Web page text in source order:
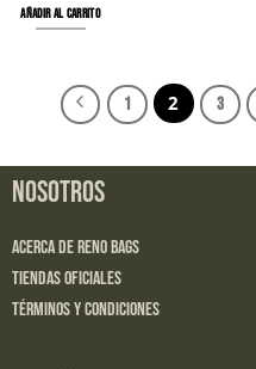
AÑADIR AL CARRITO
1 2 3
NOSOTROS
Acerca de Reno Bags
Tiendas Oficiales
Términos y Condiciones